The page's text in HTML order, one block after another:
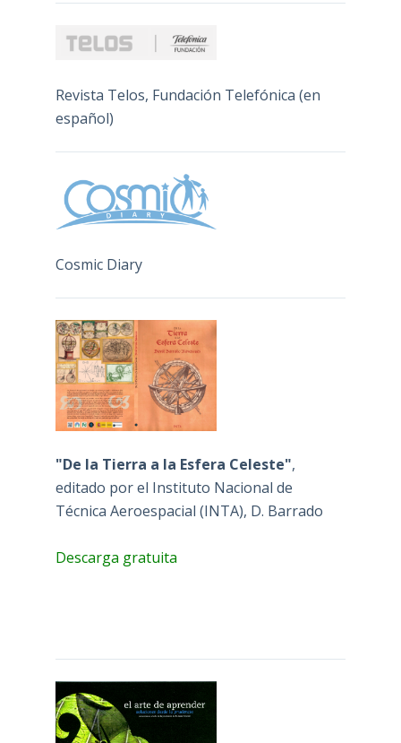
Revista Telos, Fundación Telefónica (en
español)
Cosmic Diary
"De la Tierra a la Esfera Celeste",
editado por el Instituto Nacional de
Técnica Aeroespacial (INTA), D. Barrado
Descarga gratuita